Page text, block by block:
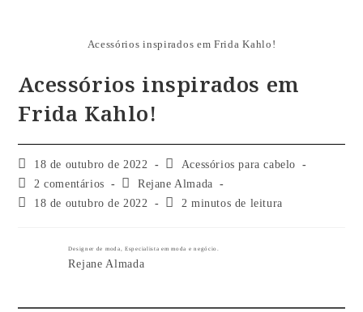
Acessórios inspirados em Frida Kahlo!
Acessórios inspirados em
Frida Kahlo!
18 de outubro de 2022
Acessórios para cabelo
2 comentários
Rejane Almada
18 de outubro de 2022
2 minutos de leitura
Designer de moda, Especialista em moda e negócio.
Rejane Almada